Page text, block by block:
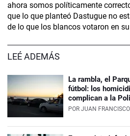
ahora somos políticamente
que lo que planteó Dastugue no
de lo que los blancos votaron en
LEÉ ADEMÁS
La rambla, el
fútbol: los
complican a la
POR JUAN